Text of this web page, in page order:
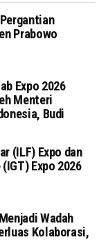
Prabowo
Expo 2026
Menteri
Budi
(ILF) Expo dan
Expo 2026
Wadah
Kolaborasi,